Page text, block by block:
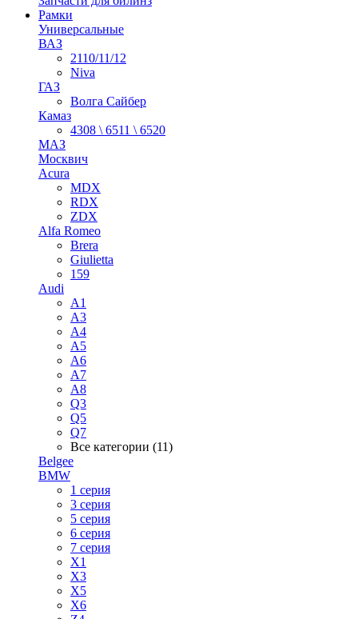
Рамки
Универсальные
ВАЗ
2110/11/12
Niva
ГАЗ
Волга Сайбер
Камаз
4308 \ 6511 \ 6520
МАЗ
Москвич
Acura
MDX
RDX
ZDX
Alfa Romeo
Brera
Giulietta
159
Audi
A1
A3
A4
A5
A6
A7
A8
Q3
Q5
Q7
Все категории (11)
Belgee
BMW
1 серия
3 серия
5 серия
6 серия
7 серия
X1
X3
X5
X6